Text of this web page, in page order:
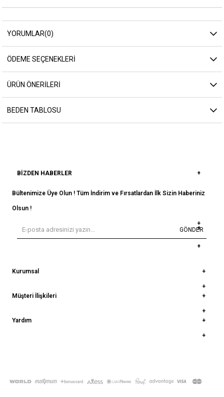
YORUMLAR(0)
ÖDEME SEÇENEKLERI
ÜRÜN ÖNERILERI
BEDEN TABLOSU
BIZDEN HABERLER
Bültenimize Üye Olun ! Tüm İndirim ve Fırsatlardan İlk Sizin Haberiniz
Olsun !
GÖNDER
Kurumsal
Müşteri İlişkileri
Yardım